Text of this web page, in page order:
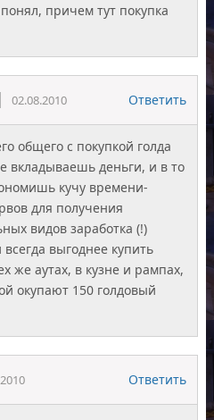
причем тут покупка
02.08.2010 Ответить
общего с покупкой голда
вкладываешь деньги, и в то
кучу времени-
для получения
видов заработка (!)
всегда выгоднее купить
же аутах, в кузне и рампах,
окупают 150 голдовый
Ответить